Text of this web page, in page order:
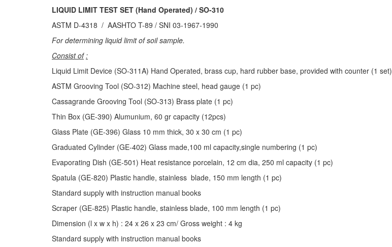
LIQUID LIMIT TEST SET (Hand Operated) / SO-310
ASTM D-4318 / AASHTO T-89 / SNI 03-1967-1990
For determining liquid limit of soil sample.
Consist of :
Liquid Limit Device (SO-311A) Hand Operated, brass cup, hard rubber base, provided with counter (1 set)
ASTM Grooving Tool (SO-312) Machine steel, head gauge (1 pc)
Cassagrande Grooving Tool (SO-313) Brass plate (1 pc)
Thin Box (GE-390) Alumunium, 60 gr capacity (12pcs)
Glass Plate (GE-396) Glass 10 mm thick, 30 x 30 cm (1 pc)
Graduated Cylinder (GE-402) Glass made,100 ml capacity,single numbering (1 pc)
Evaporating Dish (GE-501) Heat resistance porcelain, 12 cm dia, 250 ml capacity (1 pc)
Spatula (GE-820) Plastic handle, stainless blade, 150 mm length (1 pc)
Standard supply with instruction manual books
Scraper (GE-825) Plastic handle, stainless blade, 100 mm length (1 pc)
Dimension (l x w x h) : 24 x 26 x 23 cm/ Gross weight : 4 kg
Standard supply with instruction manual books